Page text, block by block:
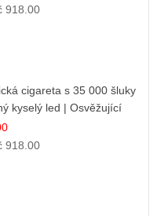
918.00
cigareta s 35 000 šluky
kyselý led | Osvěžující
918.00